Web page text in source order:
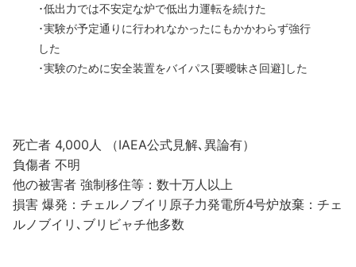
･低出力では不安定な炉で低出力運転を続けた
･実験が予定通りに行われなかったにもかかわらず強行
した
･実験のために安全装置をバイパス[要曖昧さ回避]した
死亡者 4,000人 （IAEA公式見解､異論有）
負傷者 不明
他の被害者 強制移住等：数十万人以上
損害 爆発：チェルノブイリ原子力発電所4号炉放棄：チェ
ルノブイリ､ブリビャチ他多数